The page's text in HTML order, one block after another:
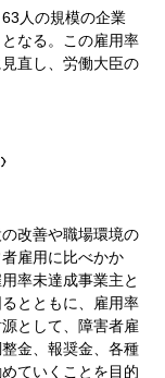
人の規模の企業
なる。この雇用率
直し、労働大臣の
改善や職場環境の
雇用に比べかか
率未達成事業主と
とともに、雇用率
として、障害者雇
金、報奨金、各種
ていくことを目的